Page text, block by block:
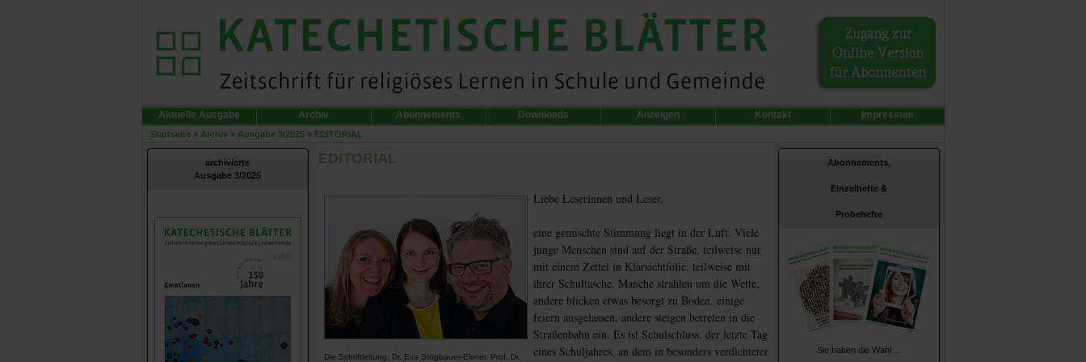
Aktuelle Ausgabe Archiv Abonnements Downloads Anzeigen Kontakt Impressum
Startseite» Archiv» Ausgabe 3/2025» EDITORIAL
archivierte
Ausgabe 3/2025
EDITORIAL
Die Schriftleitung: Dr. Eva Stögbauer-Elsner, Prof. Dr.
Liebe Leserinnen und Leser,
eine gemischte Stimmung liegt in der Luft. Viele
junge Menschen sind auf der Straße, teilweise nur
mit einem Zettel in Klarsichtfolie, teilweise mit
ihrer Schultasche. Manche strahlen um die Wette,
andere blicken etwas besorgt zu Boden, einige
feiern ausgelassen, andere steigen betreten in die
Straßenbahn ein. Es ist Schulschluss, der letzte Tag
eines Schuljahres, an dem in besonders verdichteter
Abonnements,
Einzelhefte &
Probehefte
Sie haben die Wahl ...